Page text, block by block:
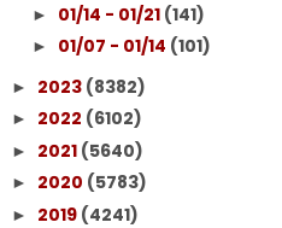
► 01/14 - 01/21 (141)
► 01/07 - 01/14 (101)
► 2023 (8382)
► 2022 (6102)
► 2021 (5640)
► 2020 (5783)
► 2019 (4241)